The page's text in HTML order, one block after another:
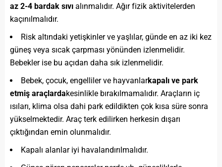
az 2-4 bardak sıvı alınmalıdır. Ağır fizik aktivitelerden
kaçınılmalıdır.
Risk altındaki yetişkinler ve yaşlılar, günde en az iki kez
güneş veya sıcak çarpması yönünden izlenmelidir.
Bebekler ise bu açıdan daha sık izlenmelidir.
Bebek, çocuk, engelliler ve hayvanlarkapalı ve park
etmiş araçlardakesinlikle bırakılmamalıdır. Araçların iç
ısıları, klima olsa dahi park edildikten çok kısa süre sonra
yükselmektedir. Araç terk edilirken herkesin dışarı
çıktığından emin olunmalıdır.
Kapalı alanlar iyi havalandırılmalıdır.